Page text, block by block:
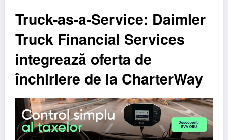
Truck-as-a-Service: Daimler
Truck Financial Services
integrează oferta de
închiriere de la CharterWay